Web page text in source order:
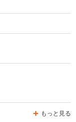
もっと見る